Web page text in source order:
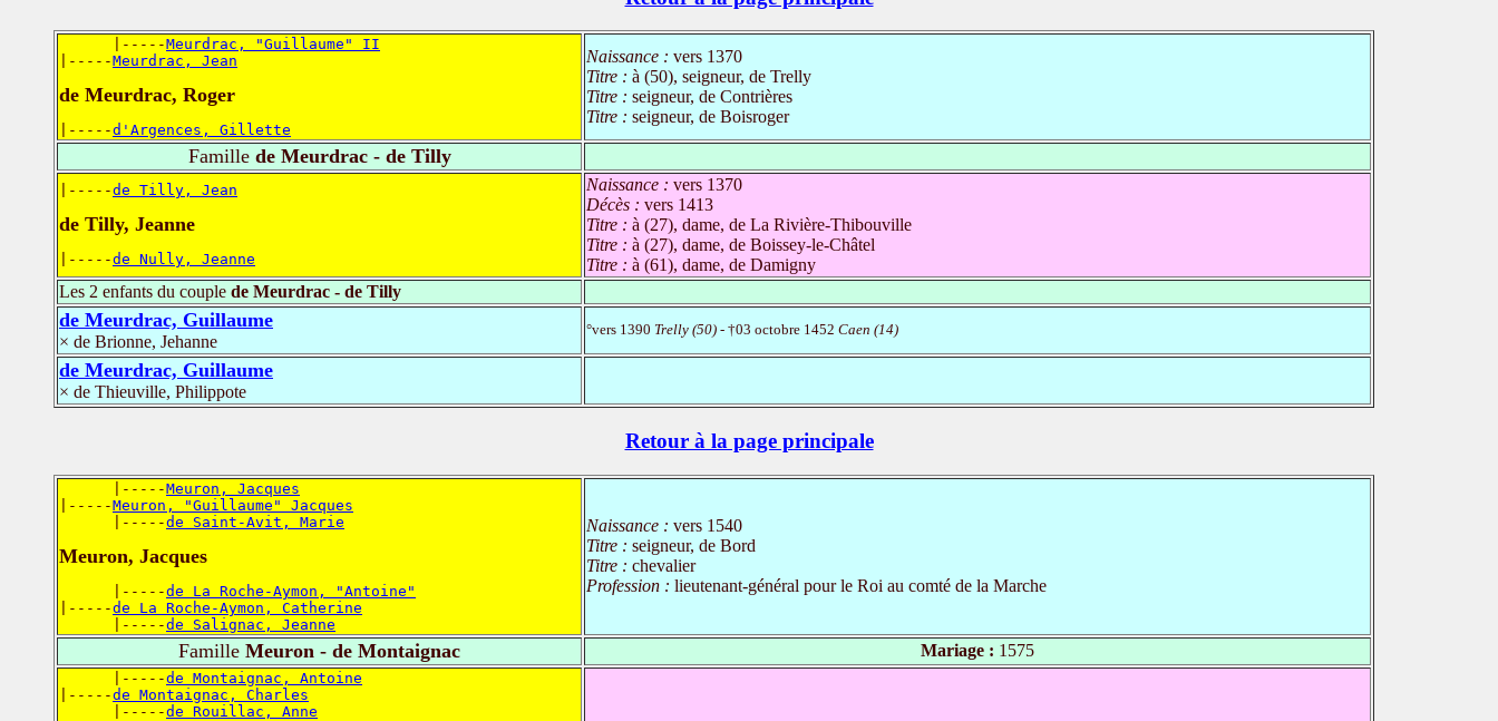
      |-----
Meurdrac, "Guillaume" II
|-----Meurdrac, Jean
de Meurdrac, Roger
|-----d'Argences, Gillette
Naissance : vers 1370
Titre : à (50), seigneur, de Trelly
Titre : seigneur, de Contrières
Titre : seigneur, de Boisroger
Famillede Meurdrac - de Tilly
|-----de Tilly, Jean
de Tilly, Jeanne
|-----de Nully, Jeanne
Naissance : vers 1370
Décès : vers 1413
Titre : à (27), dame, de La Rivière-Thibouville
Titre : à (27), dame, de Boissey-le-Châtel
Titre : à (61), dame, de Damigny
Les 2 enfants du couple de Meurdrac - de Tilly
de Meurdrac, Guillaume
× de Brionne, Jehanne
°vers 1390 Trelly (50) - †03 octobre 1452 Caen (14)
de Meurdrac, Guillaume
× de Thieuville, Philippote
Retour à la page principale
      |-----
Meuron, Jacques
|-----Meuron, "Guillaume" Jacques
      |-----
de Saint-Avit, Marie
Meuron, Jacques
      |-----
de La Roche-Aymon, "Antoine"
|-----de La Roche-Aymon, Catherine
      |-----
de Salignac, Jeanne
Naissance : vers 1540
Titre : seigneur, de Bord
Titre : chevalier
Profession : lieutenant-général pour le Roi au comté de la Marche
Famille Meuron - de Montaignac Mariage : 1575
      |-----
de Montaignac, Antoine
|-----de Montaignac, Charles
      |-----
de Rouillac, Anne